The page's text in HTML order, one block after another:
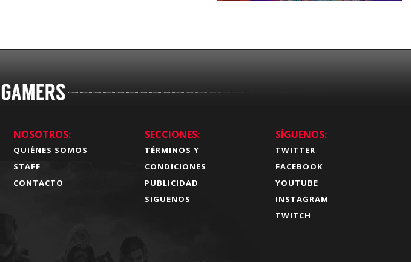
NOSOTROS:
QUIÉNES SOMOS
STAFF
CONTACTO
SECCIONES:
TÉRMINOS Y
CONDICIONES
PUBLICIDAD
SIGUENOS
SÍGUENOS:
TWITTER
FACEBOOK
YOUTUBE
INSTAGRAM
TWITCH